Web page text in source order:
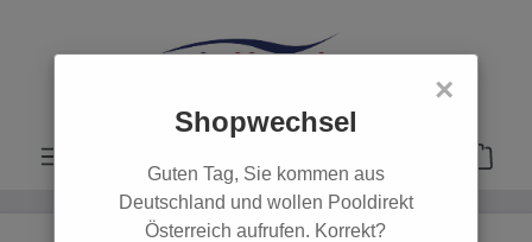
×
Shopwechsel
Guten Tag, Sie kommen aus
Deutschland und wollen Pooldirekt
Österreich aufrufen. Korrekt?